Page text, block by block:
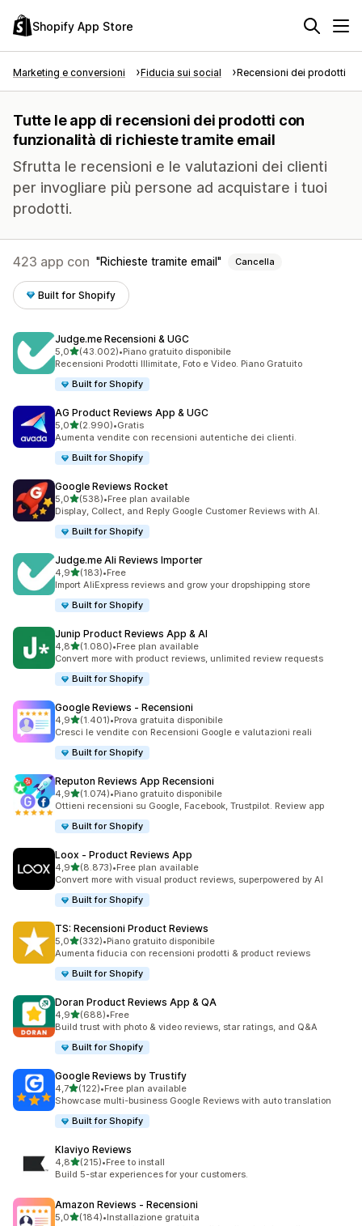
Shopify App Store
Marketing e conversioni Fiducia sui social Recensioni dei prodotti
Tutte le app di recensioni dei prodotti con
funzionalità di richieste tramite email
Sfrutta le recensioni e le valutazioni dei clienti
per invogliare più persone ad acquistare i tuoi
prodotti.
423 app con Richieste tramite email Cancella
Built for Shopify
Judge.me Recensioni & UGC
5,0stelle su 5
(43.002)
43002 recensioni totali
•Piano gratuito disponibile
Recensioni Prodotti Illimitate, Foto e Video. Piano Gratuito
Built for Shopify
AG Product Reviews App & UGC
5,0stelle su 5
(2.990)
2990 recensioni totali
•Gratis
Aumenta vendite con recensioni autentiche dei clienti.
Built for Shopify
Google Reviews Rocket
5,0stelle su 5
(538)
538 recensioni totali
•Free plan available
Display, Collect, and Reply Google Customer Reviews with AI.
Built for Shopify
Judge.me Ali Reviews Importer
4,9stelle su 5
(183)
183 recensioni totali
•Free
Import AliExpress reviews and grow your dropshipping store
Built for Shopify
Junip Product Reviews App & AI
4,8stelle su 5
(1.080)
1080 recensioni totali
•Free plan available
Convert more with product reviews, unlimited review requests
Built for Shopify
Google Reviews ‑ Recensioni
4,9stelle su 5
(1.401)
1401 recensioni totali
•Prova gratuita disponibile
Cresci le vendite con Recensioni Google e valutazioni reali
Built for Shopify
Reputon Reviews App Recensioni
4,9stelle su 5
(1.074)
1074 recensioni totali
•Piano gratuito disponibile
Ottieni recensioni su Google, Facebook, Trustpilot. Review app
Built for Shopify
Loox ‑ Product Reviews App
4,9stelle su 5
(8.873)
8873 recensioni totali
•Free plan available
Convert more with visual product reviews, superpowered by AI
Built for Shopify
TS: Recensioni Product Reviews
5,0stelle su 5
(332)
332 recensioni totali
•Piano gratuito disponibile
Aumenta fiducia con recensioni prodotti & product reviews
Built for Shopify
Doran Product Reviews App & QA
4,9stelle su 5
(688)
688 recensioni totali
•Free
Build trust with photo & video reviews, star ratings, and Q&A
Built for Shopify
Google Reviews by Trustify
4,7stelle su 5
(122)
122 recensioni totali
•Free plan available
Showcase multi-business Google Reviews with auto translation
Built for Shopify
Klaviyo Reviews
4,8stelle su 5
(215)
215 recensioni totali
•Free to install
Build 5-star experiences for your customers.
Amazon Reviews ‑ Recensioni
5,0stelle su 5
(184)
184 recensioni totali
•Installazione gratuita